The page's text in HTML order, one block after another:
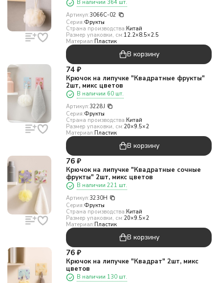
В наличии 364 шт.
Артикул:3066C-02
Серия:Фрукты
Страна производства:Китай
Размер упаковки, см:12.2×8.5×2.5
Материал:Пластик
В корзину
74 ₽
Крючок на липучке "Квадратные фрукты"
2шт, микс цветов
В наличии 60 шт.
Артикул:3228J
Серия:Фрукты
Страна производства:Китай
Размер упаковки, см:20×9.5×2
Материал:Пластик
В корзину
76 ₽
Крючок на липучке "Квадратные сочные
фрукты" 2шт, микс цветов
В наличии 221 шт.
Артикул:3230H
Серия:Фрукты
Страна производства:Китай
Размер упаковки, см:20×9.5×2
Материал:Пластик
В корзину
76 ₽
Крючок на липучке "Квадрат" 2шт, микс
цветов
В наличии 130 шт.